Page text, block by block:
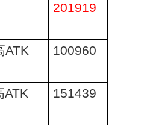
201919
ATK 100960
ATK 151439